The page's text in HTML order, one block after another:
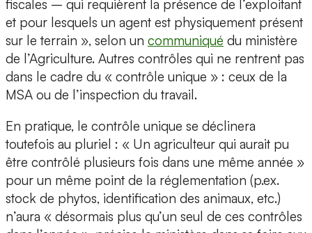
fiscales – qui requièrent la présence de l’exploitant
et pour lesquels un agent est physiquement présent
sur le terrain », selon un communiqué du ministère
de l’Agriculture. Autres contrôles qui ne rentrent pas
dans le cadre du « contrôle unique » : ceux de la
MSA ou de l’inspection du travail.
En pratique, le contrôle unique se déclinera
toutefois au pluriel : « Un agriculteur qui aurait pu
être contrôlé plusieurs fois dans une même année »
pour un même point de la réglementation (p.ex.
stock de phytos, identification des animaux, etc.)
n’aura « désormais plus qu’un seul de ces contrôles